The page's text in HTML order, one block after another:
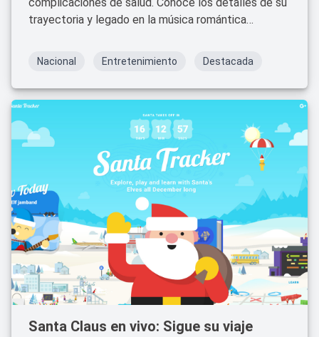
trayectoria y legado en la música romántica
Nacional Entretenimiento Destacada
Santa Claus en vivo: Sigue su viaje